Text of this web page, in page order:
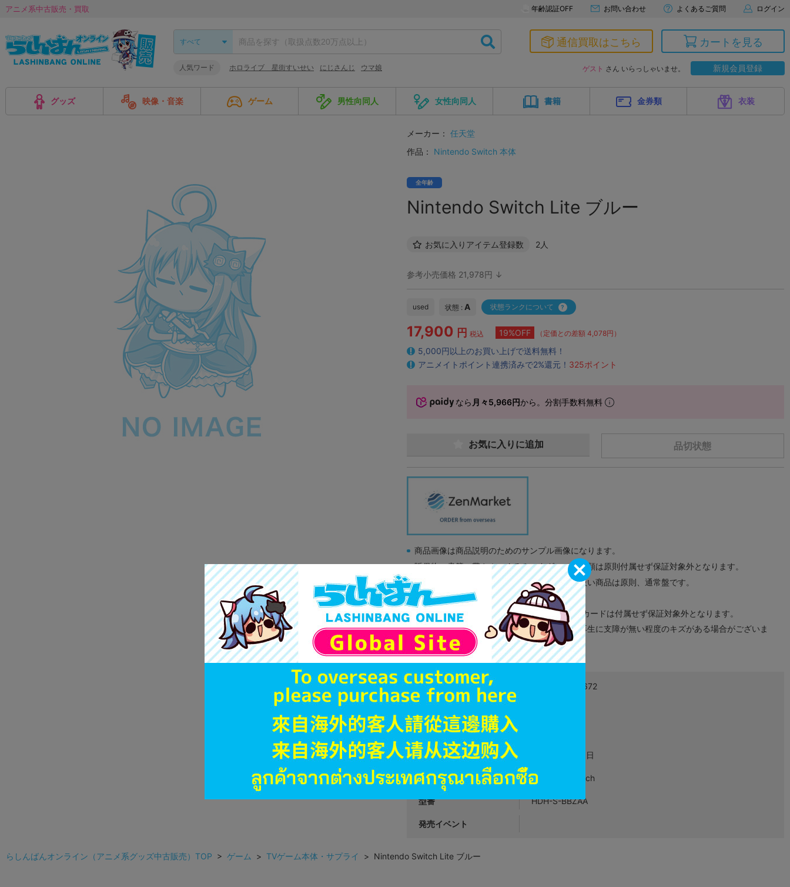
アニメ系中古販売・買取 年齢認証OFF お問い合わせ よくあるご質問 ログイン
人気ワード ホロライブ 星街すいせい にじさんじ ウマ娘
通信買取はこちら カートを見る
ゲスト さん いらっしゃいませ。 新規会員登録
グッズ 映像・音楽 ゲーム 男性向同人 女性向同人 書籍 金券類 衣装
メーカー： 任天堂
作品：
Nintendo Switch 本体
全年齢
Nintendo Switch Lite ブルー
お気に入りアイテム登録数 2人
参考小売価格 21,978円 ↓
used 状態 : A 状態ランクについて
17,900 円 税込 19%OFF （定価との差額 4,078円）
5,000円以上のお買い上げで送料無料！
アニメイトポイント連携済みで2%還元！ 325ポイント
なら 月々5,966円から。分割手数料無料
品切状態
お気に入りに追加
商品画像は商品説明のためのサンプル画像になります。
販促物、書籍の帯やぬいぐるみのタグ、コード類は原則付属せず保証対象外となります。
商品名や備考欄に特別な記載が無い限り取り扱い商品は原則、通常盤です。
「電池」は原則として保証対象外となります。
ゲーム機本体には、SDカードなどのメモリーカードは付属せず保証対象外となります。
ディスク類の読み取り面のキズに関しまして再生に支障が無い程度のキズがある場合がございま
す。
※詳細につきましてはコチラ
JANコード 4902370547672
商品カテゴリ
発売日 2021年05月21日
ハード Nintendo Switch
型番 HDH-S-BBZAA
発売イベント
らしんばんオンライン（アニメ系グッズ中古販売）TOP > ゲーム > TVゲーム本体・サプライ > Nintendo Switch Lite ブルー